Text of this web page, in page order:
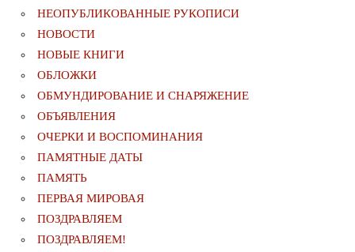
НЕОПУБЛИКОВАННЫЕ РУКОПИСИ
НОВОСТИ
НОВЫЕ КНИГИ
ОБЛОЖКИ
ОБМУНДИРОВАНИЕ И СНАРЯЖЕНИЕ
ОБЪЯВЛЕНИЯ
ОЧЕРКИ И ВОСПОМИНАНИЯ
ПАМЯТНЫЕ ДАТЫ
ПАМЯТЬ
ПЕРВАЯ МИРОВАЯ
ПОЗДРАВЛЯЕМ
ПОЗДРАВЛЯЕМ!